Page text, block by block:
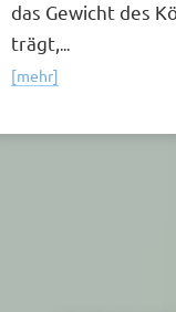
das Gewicht des
trägt, ...
[mehr]